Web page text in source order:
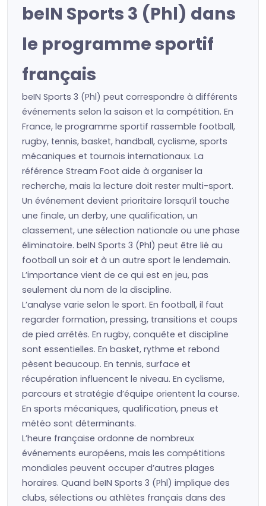
beIN Sports 3 (Phl) dans
le programme sportif
français
beIN Sports 3 (Phl) peut correspondre à différents
événements selon la saison et la compétition. En
France, le programme sportif rassemble football,
rugby, tennis, basket, handball, cyclisme, sports
mécaniques et tournois internationaux. La
référence Stream Foot aide à organiser la
recherche, mais la lecture doit rester multi-sport.
Un événement devient prioritaire lorsqu’il touche
une finale, un derby, une qualification, un
classement, une sélection nationale ou une phase
éliminatoire. beIN Sports 3 (Phl) peut être lié au
football un soir et à un autre sport le lendemain.
L’importance vient de ce qui est en jeu, pas
seulement du nom de la discipline.
L’analyse varie selon le sport. En football, il faut
regarder formation, pressing, transitions et coups
de pied arrêtés. En rugby, conquête et discipline
sont essentielles. En basket, rythme et rebond
pèsent beaucoup. En tennis, surface et
récupération influencent le niveau. En cyclisme,
parcours et stratégie d’équipe orientent la course.
En sports mécaniques, qualification, pneus et
météo sont déterminants.
L’heure française ordonne de nombreux
événements européens, mais les compétitions
mondiales peuvent occuper d’autres plages
horaires. Quand beIN Sports 3 (Phl) implique des
clubs, sélections ou athlètes français dans des